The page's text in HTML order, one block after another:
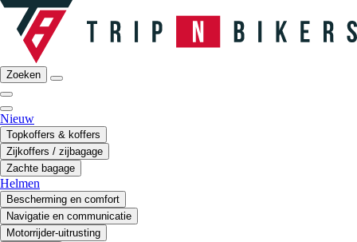
Zoeken
Nieuw
Topkoffers & koffers
Zijkoffers / zijbagage
Zachte bagage
Helmen
Bescherming en comfort
Navigatie en communicatie
Motorrijder-uitrusting